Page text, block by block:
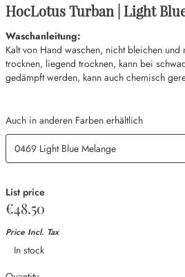
HocLotus Turban | Light
Waschanleitung:
Kalt von Hand waschen, nicht bleichen
trocknen, liegend trocknen, kann bei
gedämpft werden, kann auch chemisch
Auch in anderen Farben erhältlich
List price
€48.50
Price Incl. Tax
Availability
In stock